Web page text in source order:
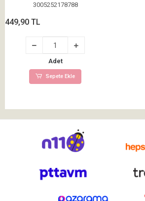
3005252178788
449,90 TL
Adet
Sepete Ekle